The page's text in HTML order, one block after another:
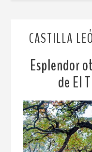
CASTILLA
Esplendor
de El